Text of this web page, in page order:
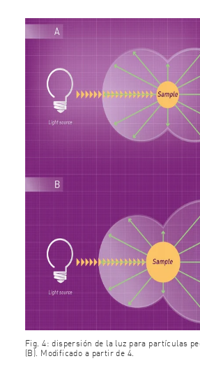
Fig. 4: dispersión de la luz para partículas
(B). Modificado a partir de 4.